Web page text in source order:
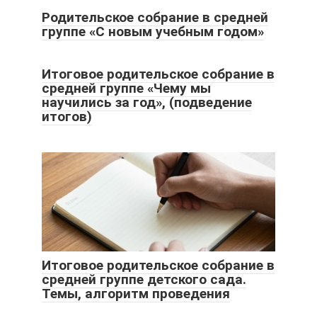
Родительское собрание в средней
группе «С новым учебным годом»
Итоговое родительское собрание в
средней группе «Чему мы
научились за год», (подведение
итогов)
Итоговое родительское собрание в
средней группе детского сада.
Темы, алгоритм проведения